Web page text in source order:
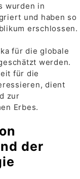
wurden in
und haben so
erschlossen.
für die globale
werden.
für die
dient
zur
Erbes.
der